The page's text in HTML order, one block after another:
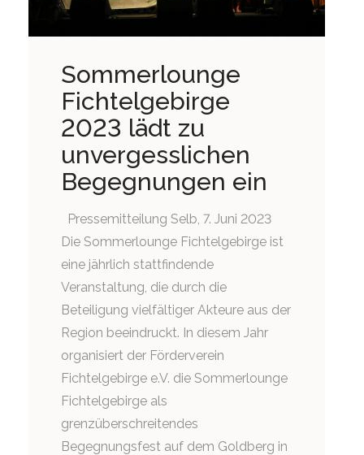
Sommerlounge
Fichtelgebirge
2023 lädt zu
unvergesslichen
Begegnungen ein
Pressemitteilung Selb, 7. Juni 2023
Die Sommerlounge Fichtelgebirge ist
eine jährlich stattfindende
Veranstaltung, die durch die
Beteiligung vielfältiger Akteure aus der
Region beeindruckt. In diesem Jahr
organisiert der Förderverein
Fichtelgebirge e.V. die Sommerlounge
Fichtelgebirge als
grenzüberschreitendes
Begegnungsfest auf dem Goldberg in